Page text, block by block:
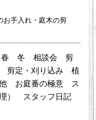
お手入れ・庭木の剪
春 冬 相談会
剪
剪定・刈り込み
植
お庭番の極意
ス
）
スタッフ日記